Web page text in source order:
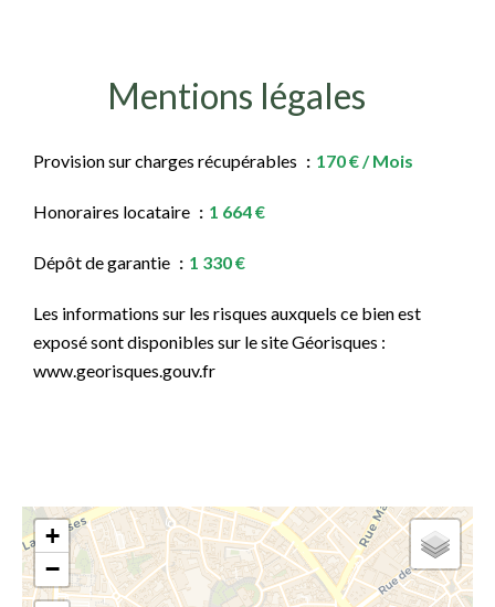
Mentions légales
Provision sur charges récupérables 170 € / Mois
Honoraires locataire 1 664 €
Dépôt de garantie 1 330 €
Les informations sur les risques auxquels ce bien est
exposé sont disponibles sur le site Géorisques :
www.georisques.gouv.fr
+
−